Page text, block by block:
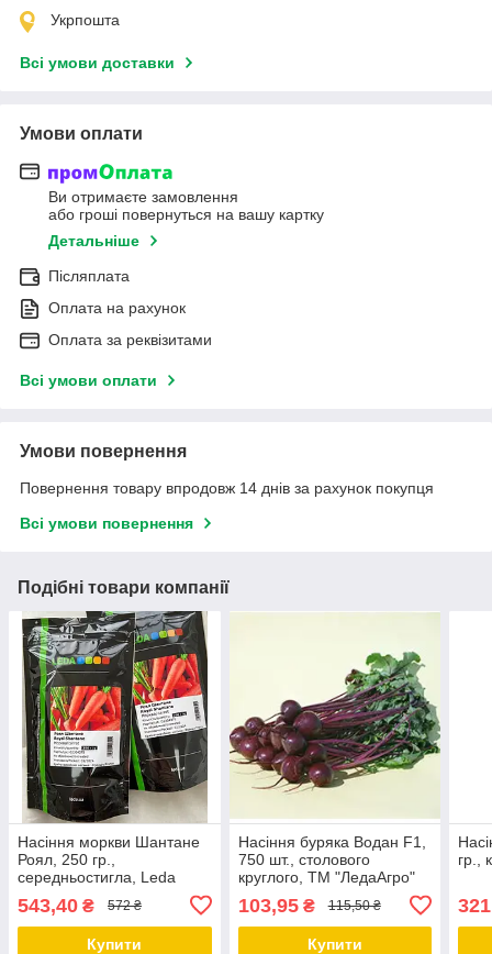
Укрпошта
Всі умови доставки
Умови оплати
Ви отримаєте замовлення
або гроші повернуться на вашу картку
Детальніше
Післяплата
Оплата на рахунок
Оплата за реквізитами
Всі умови оплати
Умови повернення
Повернення товару впродовж 14 днів за рахунок покупця
Всі умови повернення
Подібні товари компанії
Насіння моркви Шантане
Роял, 250 гр.,
середньостигла, Leda
543,40 ₴ 572 ₴
Купити
Насіння буряка Водан F1,
750 шт., столового
круглого, ТМ "ЛедаАгро"
103,95₴ 115,50 ₴
Купити
гр.,